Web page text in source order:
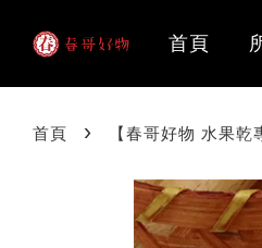
首頁
首頁 › 【春哥好物 水果